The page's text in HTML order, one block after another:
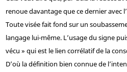
renoue davantage que ce dernier avec
Toute visée fait fond sur un
langage lui-même. L’usage du signe
vécu » qui est le lien corrélatif de la
D’où la définition bien connue de